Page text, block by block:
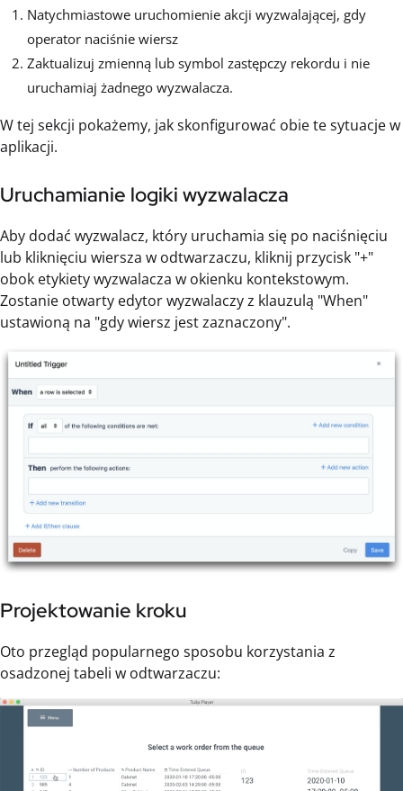
Natychmiastowe uruchomienie akcji wyzwalającej, gdy
operator naciśnie wiersz
Zaktualizuj zmienną lub symbol zastępczy rekordu i nie
uruchamiaj żadnego wyzwalacza.
W tej sekcji pokażemy, jak skonfigurować obie te sytuacje w
aplikacji.
Uruchamianie logiki wyzwalacza
Aby dodać wyzwalacz, który uruchamia się po naciśnięciu
lub kliknięciu wiersza w odtwarzaczu, kliknij przycisk "+"
obok etykiety wyzwalacza w okienku kontekstowym.
Zostanie otwarty edytor wyzwalaczy z klauzulą "When"
ustawioną na "gdy wiersz jest zaznaczony".
Projektowanie kroku
Oto przegląd popularnego sposobu korzystania z
osadzonej tabeli w odtwarzaczu: